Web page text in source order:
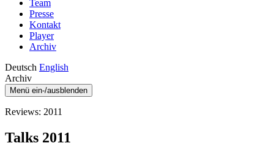
Team
Presse
Kontakt
Player
Archiv
Deutsch English
Archiv
Menü ein-/ausblenden
Reviews: 2011
Talks 2011